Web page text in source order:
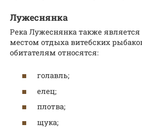
Лужеснянка
Река Лужеснянка также
местом отдыха витебских
обитателям относятся:
голавль;
елец;
плотва;
щука;